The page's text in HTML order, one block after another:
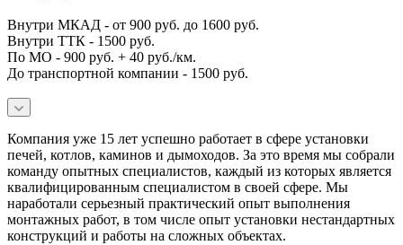
Внутри МКАД - от 900 руб. до 1600 руб.
Внутри ТТК - 1500 руб.
По МО - 900 руб. + 40 руб./км.
До транспортной компании - 1500 руб.
Компания уже 15 лет успешно работает в сфере установки
печей, котлов, каминов и дымоходов. За это время мы собрали
команду опытных специалистов, каждый из которых является
квалифицированным специалистом в своей сфере. Мы
наработали серьезный практический опыт выполнения
монтажных работ, в том числе опыт установки нестандартных
конструкций и работы на сложных объектах.